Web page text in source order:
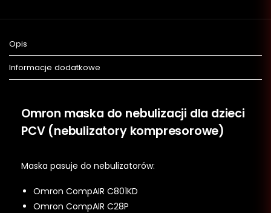
Opis
Informacje dodatkowe
Omron maska do nebulizacji dla dzieci
PCV (nebulizatory kompresorowe)
Maska pasuje do nebulizatorów:
Omron CompAIR C801KD
Omron CompAIR C28P